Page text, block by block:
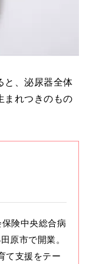
と、泌尿器全体
まれつきのもの
険中央総合病
原市で開業。
て支援をテー